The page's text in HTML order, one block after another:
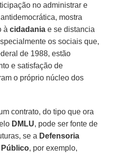
no administrar e
mostra
àcidadania e se distancia
os sociais que,
de 1988, estão
e satisfação de
o próprio núcleo dos
contrato, do tipo que ora
DMLU, pode ser fonte de
se a Defensoria
Público, por exemplo,